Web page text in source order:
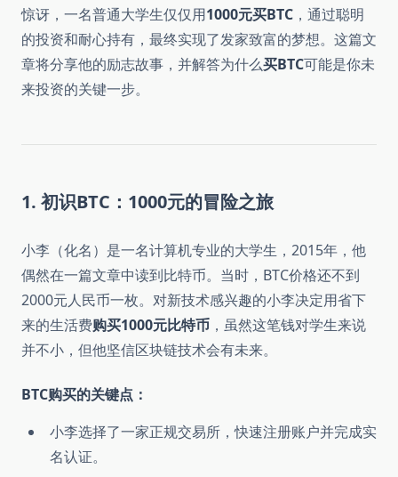
惊讶，一名普通大学生仅仅用1000元买BTC ，通过聪明
的投资和耐心持有，最终实现了发家致富的梦想。这篇文
章将分享他的励志故事，并解答为什么买BTC可能是你未
来投资的关键一步。
1. 初识BTC：1000元的冒险之旅
小李（化名）是一名计算机专业的大学生，2015年，他
偶然在一篇文章中读到比特币。当时，BTC价格还不到
2000元人民币一枚。对新技术感兴趣的小李决定用省下
来的生活费购买1000元比特币 ，虽然这笔钱对学生来说
并不小，但他坚信区块链技术会有未来。
BTC购买的关键点：
小李选择了一家正规交易所，快速注册账户并完成实
名认证。